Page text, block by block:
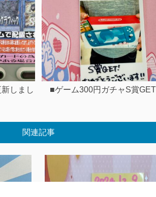
しまし ■ゲーム300円ガチャS賞GET
関連記事